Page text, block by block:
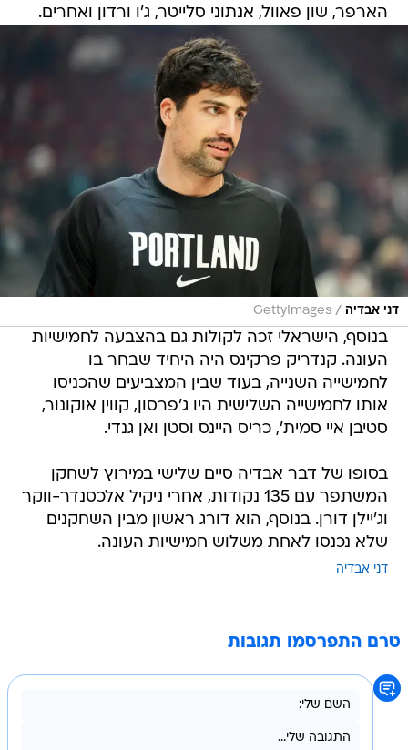
הארפר, שון פאוול, אנתוני סלייטר, ג'ו ורדון ואחרים.
דני אבדיה /
GettyImages
בנוסף, הישראלי זכה לקולות גם בהצבעה לחמישיות
העונה. קנדריק פרקינס היה היחיד שבחר בו
לחמישייה השנייה, בעוד שבין המצביעים שהכניסו
אותו לחמישייה השלישית היו ג'פרסון, קווין אוקונור,
סטיבן איי סמית', כריס היינס וסטן ואן גנדי.
בסופו של דבר אבדיה סיים שלישי במירוץ לשחקן
המשתפר עם 135 נקודות, אחרי ניקיל אלכסנדר-ווקר
וג'יילן דורן. בנוסף, הוא דורג ראשון מבין השחקנים
שלא נכנסו לאחת משלוש חמישיות העונה.
דני אבדיה
טרם התפרסמו תגובות